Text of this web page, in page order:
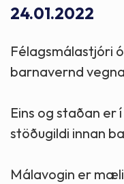
24.01.2022
Félagsmálastjóri
barnavernd
Eins og staðan er
stöðugildi innan
Málavogin er